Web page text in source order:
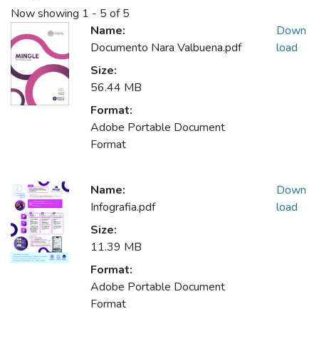
Now showing 1 - 5 of 5
Name:
Documento Nara Valbuena.pdf
Size:
56.44 MB
Format:
Adobe Portable Document
Format
Down
load
Name:
Infografia.pdf
Size:
11.39 MB
Format:
Adobe Portable Document
Format
Down
load